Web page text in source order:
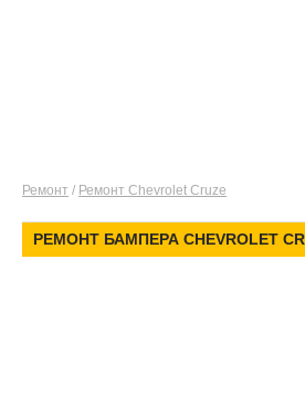
Ремонт / Ремонт Chevrolet Cruze
РЕМОНТ БАМПЕРА CHEVROLET